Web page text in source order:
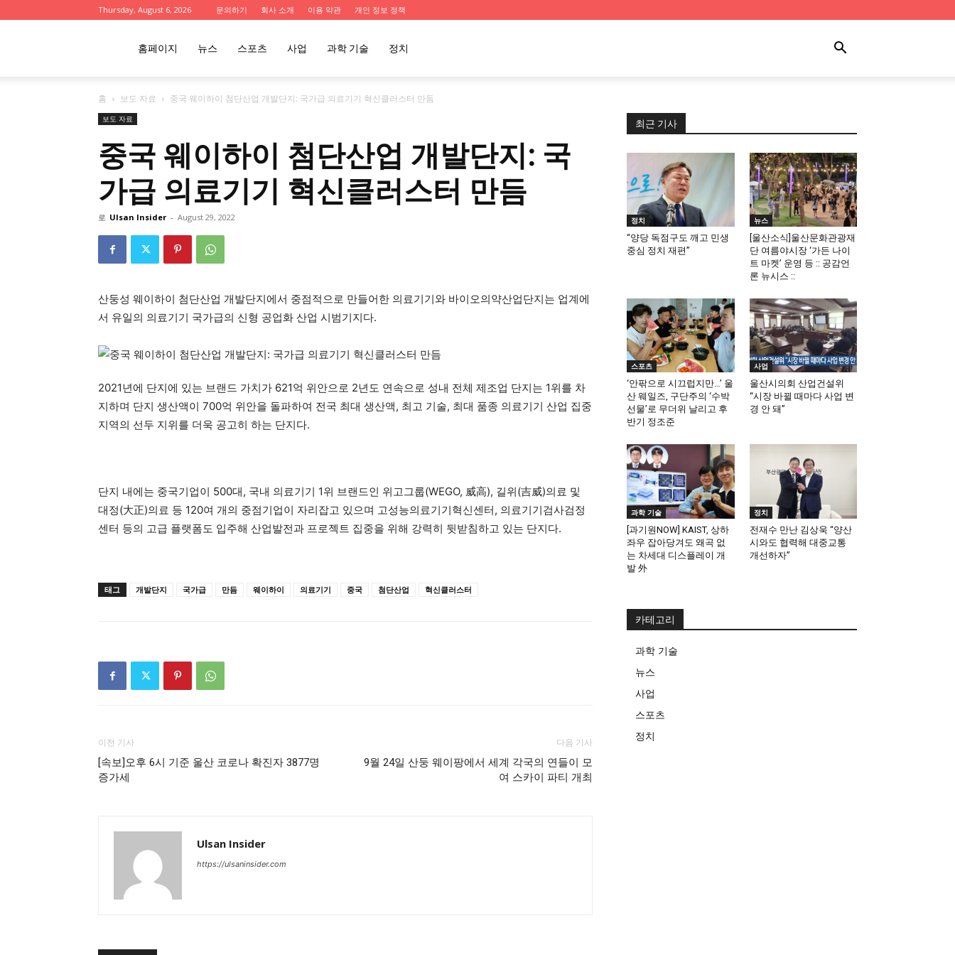
Thursday, August 6, 2026 문의하기 회사 소개 이용 약관 개인 정보 정책
산
인
사
홈페이지 뉴스 스포츠 사업 과학 기술 정치
홈 보도 자료 중국 웨이하이 첨단산업 개발단지: 국가급 의료기기 혁신클러스터 만듬
보도 자료
중국 웨이하이 첨단산업 개발단지: 국
가급 의료기기 혁신클러스터 만듬
로 Ulsan Insider - August 29, 2022
산둥성 웨이하이 첨단산업 개발단지에서 중점적으로 만들어한 의료기기와 바이오의약산업단지는 업계에
서 유일의 의료기기 국가급의 신형 공업화 산업 시범기지다.
2021년에 단지에 있는 브랜드 가치가 621억 위안으로 2년도 연속으로 성내 전체 제조업 단지는 1위를 차
지하며 단지 생산액이 700억 위안을 돌파하여 전국 최대 생산액, 최고 기술, 최대 품종 의료기기 산업 집중
지역의 선두 지위를 더욱 공고히 하는 단지다.
단지 내에는 중국기업이 500대, 국내 의료기기 1위 브랜드인 위고그룹(WEGO, 威高), 길위(吉威)의료 및
대정(大正)의료 등 120여 개의 중점기업이 자리잡고 있으며 고성능의료기기혁신센터, 의료기기검사검정
센터 등의 고급 플랫폼도 입주해 산업발전과 프로젝트 집중을 위해 강력히 뒷받침하고 있는 단지다.
태그 개발단지 국가급 만듬 웨이하이 의료기기 중국 첨단산업 혁신클러스터
이전 기사
[속보]오후 6시 기준 울산 코로나 확진자 3877명
증가세
다음 기사
9월 24일 산둥 웨이팡에서 세계 각국의 연들이 모
여 스카이 파티 개최
Ulsan Insider
https://ulsaninsider.com
최근 기사
정치
“양당 독점구도 깨고 민생
중심 정치 재편”
뉴스
[울산소식]울산문화관광재
단 여름야시장 ‘가든 나이
트 마켓’ 운영 등 :: 공감언
론 뉴시스 ::
스포츠
‘안팎으로 시끄럽지만…’ 울
산 웨일즈, 구단주의 ‘수박
선물’로 무더위 날리고 후
반기 정조준
사업
울산시의회 산업건설위
“시장 바뀔 때마다 사업 변
경 안 돼”
과학 기술
[과기원NOW] KAIST, 상하
좌우 잡아당겨도 왜곡 없
는 차세대 디스플레이 개
발 外
정치
전재수 만난 김상욱 “양산
시와도 협력해 대중교통
개선하자”
카테고리
과학 기술
뉴스
사업
스포츠
정치